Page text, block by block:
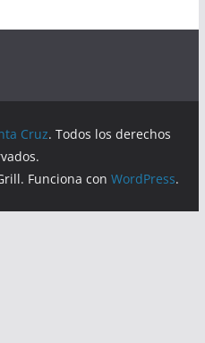
Cruz. Todos los derechos
Funciona conWordPress.